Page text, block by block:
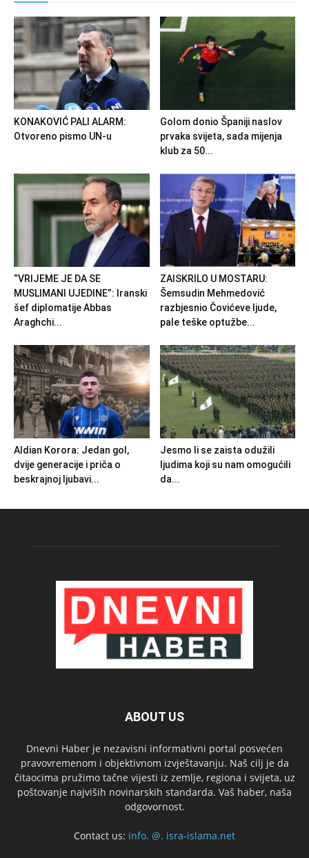
KONAKOVIĆ PALI ALARM:
Otvoreno pismo UN-u
Golom donio Španiji naslov
prvaka svijeta, sada mijenja
klub za 50...
“VRIJEME JE DA SE
MUSLIMANI UJEDINE”: Iranski
šef diplomatije Abbas
Araghchi...
ZAISKRILO U MOSTARU:
Šemsudin Mehmedović
razbjesnio Čovićeve ljude,
pale teške optužbe...
Aldian Korora: Jedan gol,
dvije generacije i priča o
beskrajnoj ljubavi...
Jesmo li se zaista odužili
ljudima koji su nam omogućili
da...
ABOUT US
Dnevni Haber je nezavisni informativni portal posvećen
pravovremenom i objektivnom izvještavanju. Naš cilj je da
čitaocima pružimo tačne vijesti iz zemlje, regiona i svijeta, uz
poštovanje najviših novinarskih standarda. Vaš haber, naša
odgovornost.
Contact us: info. @. isra-islama.net